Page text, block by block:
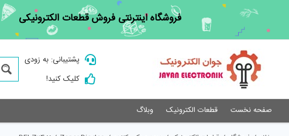
content
فروشگاه اینترنتی فروش قطعات الکترونیکی
پشتیبانی: به زودی
کلیک کنید!
صفحه نخست قطعات الکترونیک وبلاگ